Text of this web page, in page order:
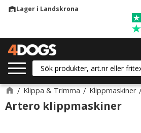
warehouseLager i Landskrona
Klippa & Trimma Klippmaskiner
Artero klippmaskiner